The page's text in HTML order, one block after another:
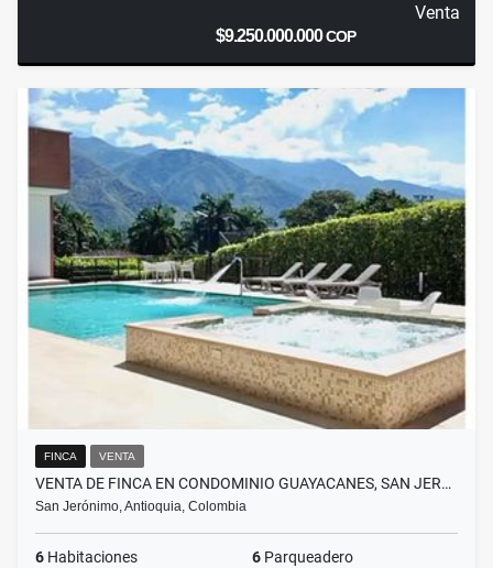
Venta
$9.250.000.000COP
FINCA VENTA
VENTA DE FINCA EN CONDOMINIO GUAYACANES, SAN JER…
San Jerónimo, Antioquia, Colombia
6 Habitaciones 6 Parqueadero